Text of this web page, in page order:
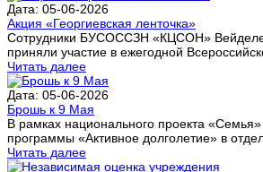
Дата: 05-06-2026
Акция «Георгиевская ленточка»
Сотрудники БУСОССЗН «КЦСОН»
приняли участие в ежегодной
Читать далее
Дата: 05-06-2026
Брошь к 9 Мая
В рамках национального проекта
программы «Активное долголетие» в
Читать далее